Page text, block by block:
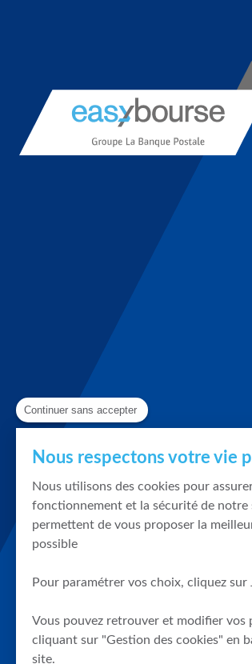
Continuer sans accepter
Nous respectons votre vie
Nous utilisons des cookies pour
fonctionnement et la sécurité de notre
permettent de vous proposer la
possible
Pour paramétrer vos choix, cliquez sur
Vous pouvez retrouver et modifier vos
cliquant sur "Gestion des cookies" en
site.